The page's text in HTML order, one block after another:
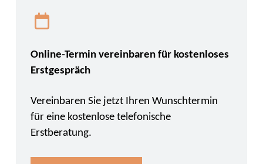
Online-Termin vereinbaren für kostenloses
Erstgespräch
Vereinbaren Sie jetzt Ihren Wunschtermin
für eine kostenlose telefonische
Erstberatung.